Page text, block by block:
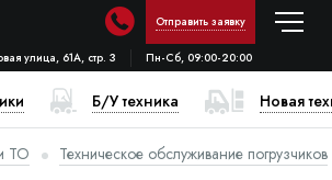
Отправить заявку
улица, 61А, стр. 3 Пн-Сб, 09:00-20:00
Б/У техника Новая
ТО Техническое обслуживание погрузчиков